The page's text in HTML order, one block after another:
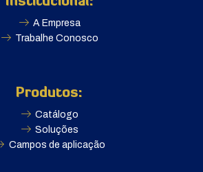
A Empresa
Trabalhe Conosco
Produtos:
Catálogo
Soluções
Campos de aplicação